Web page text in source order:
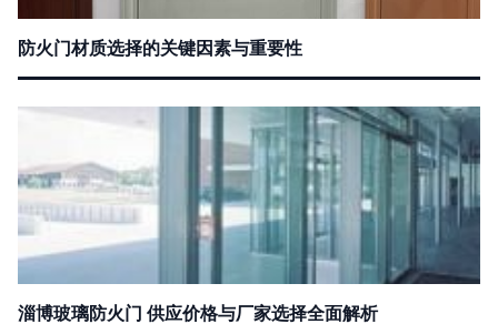
防火门材质选择的关键因素与重要性
淄博玻璃防火门 供应价格与厂家选择全面解析